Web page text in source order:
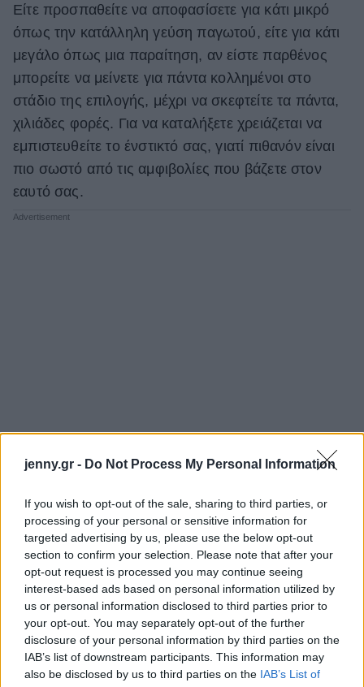
jenny.gr - Do Not Process My Personal Information
If you wish to opt-out of the sale, sharing to third parties, or
processing of your personal or sensitive information for
targeted advertising by us, please use the below opt-out
section to confirm your selection. Please note that after your
opt-out request is processed you may continue seeing
interest-based ads based on personal information utilized by
us or personal information disclosed to third parties prior to
your opt-out. You may separately opt-out of the further
disclosure of your personal information by third parties on the
IAB’s list of downstream participants. This information may
also be disclosed by us to third parties on the IAB’s List of
Είτε προσπαθείτε να αποφασίσετε για κάτι μικρό
όπως την κατάλληλη γεύση παγωτού, είτε για κάτι
μεγάλο όπως μια παραίτηση, αν είστε παρθένος
μπορείτε να μείνετε για πάντα κολλημένοι στο
στάδιο της επιλογής, μέχρι να σκεφτείτε τα πάντα,
χιλιάδες φορές. Για να καταλήξετε χρειάζεται να
εμπιστευθείτε το ένστικτό σας, γιατί πιθανόν είναι
πιο σωστό από τις αμφιβολίες που βάζετε στον
εαυτό σας.